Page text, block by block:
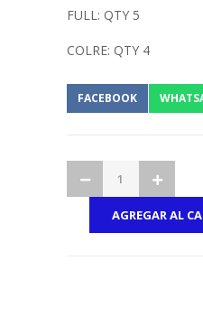
FULL: QTY 5
COLRE: QTY 4
FACEBOOK